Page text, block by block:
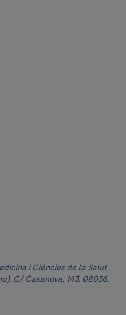
i Ciències de la Salut
C/ Casanova, 143. 08036.